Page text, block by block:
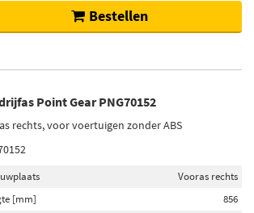
Bestellen
Point Gear PNG70152
rechts, voor voertuigen zonder ABS
Vooras rechts
[mm]
856